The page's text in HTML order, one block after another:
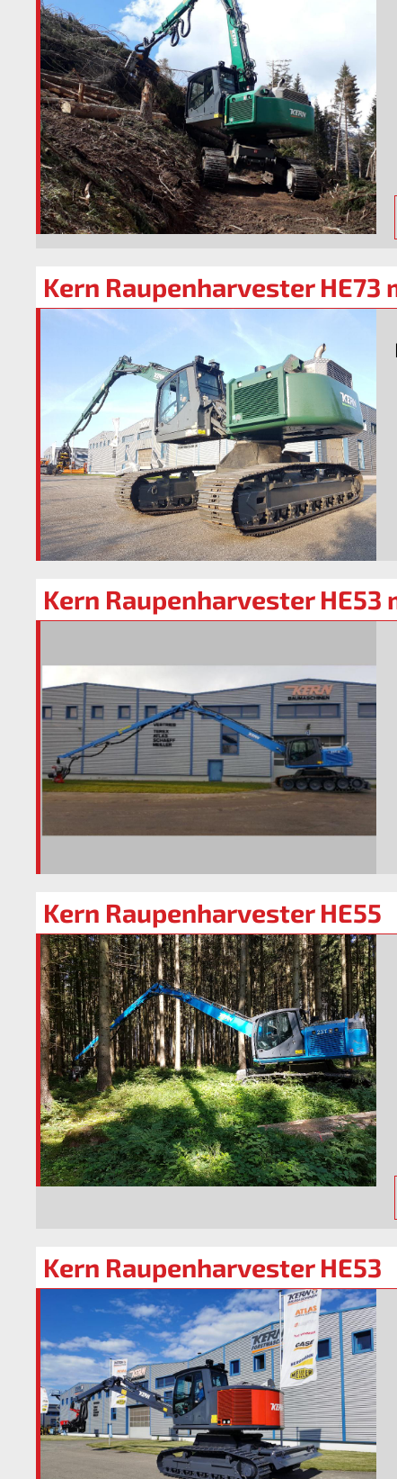
Kern Raupenharvester
Kern Raupenharvester HE53
Kern Raupenharvester HE55
Kern Raupenharvester HE53